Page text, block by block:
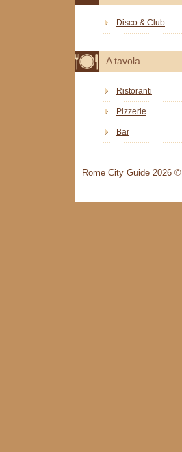
Disco & Club
A tavola
Ristoranti
Pizzerie
Bar
Rome City Guide 2026 ©